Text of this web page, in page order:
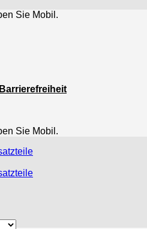
Sie Mobil.
Sie Mobil.